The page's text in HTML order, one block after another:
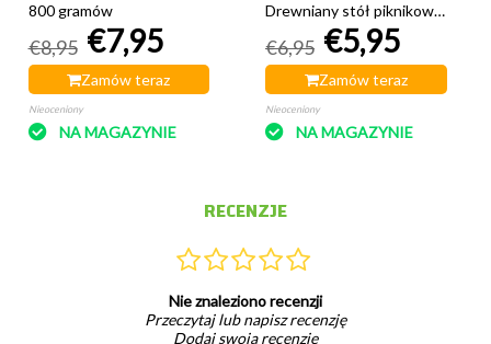
800 gramów
€8,95 €7,95
Zamów teraz
Nieoceniony
NA MAGAZYNIE
Drewniany stół piknikowy
Hamsterscaping 8 cm
€6,95 €5,95
Zamów teraz
Nieoceniony
NA MAGAZYNIE
RECENZJE
Nie znaleziono recenzji
Przeczytaj lub napisz recenzję
Dodaj swoją recenzję